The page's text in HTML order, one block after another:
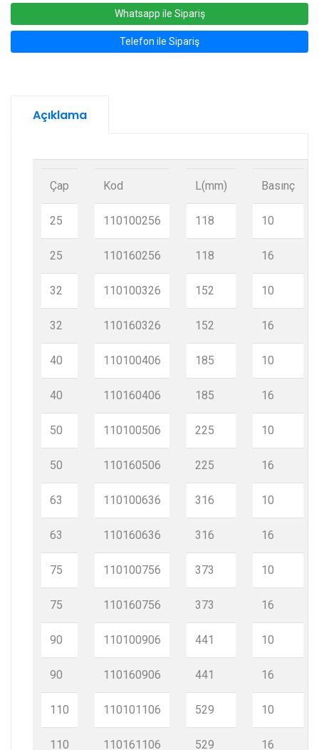
Whatsapp ile Sipariş
Telefon ile Sipariş
Açıklama
Çap
25
25
32
32
40
40
50
50
63
63
75
75
90
90
110
110
Kod
110100256
110160256
110100326
110160326
110100406
110160406
110100506
110160506
110100636
110160636
110100756
110160756
110100906
110160906
110101106
110161106
L(mm)
118
118
152
152
185
185
225
225
316
316
373
373
441
441
529
529
Basınç
10
16
10
16
10
16
10
16
10
16
10
16
10
16
10
16